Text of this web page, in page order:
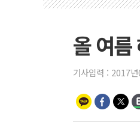
올 여름
기사입력 : 2017